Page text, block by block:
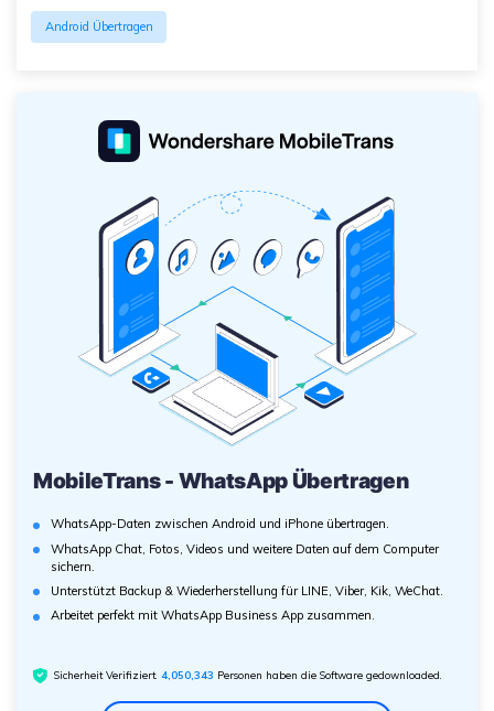
Android Übertragen
MobileTrans - WhatsApp Übertragen
WhatsApp-Daten zwischen Android und iPhone übertragen.
WhatsApp Chat, Fotos, Videos und weitere Daten auf dem Computer
sichern.
Unterstützt Backup & Wiederherstellung für LINE, Viber, Kik, WeChat.
Arbeitet perfekt mit WhatsApp Business App zusammen.
Sicherheit Verifiziert.4,050,346 Personen haben die Software gedownloaded.